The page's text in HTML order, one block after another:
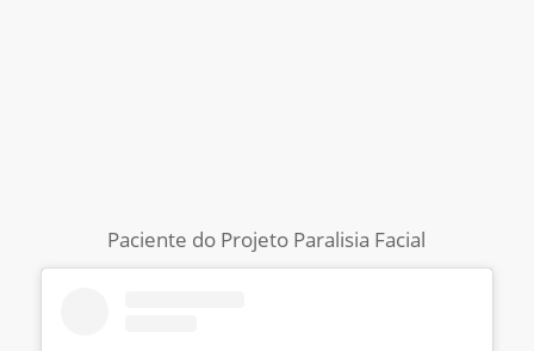
Paciente do Projeto Paralisia Facial